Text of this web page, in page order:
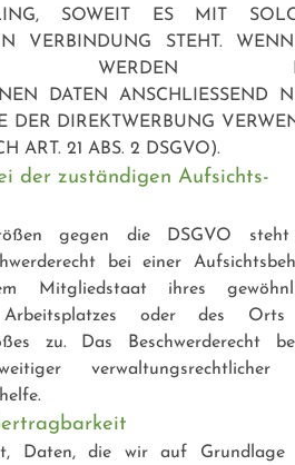
SOWEIT ES MIT
VERBINDUNG STEHT.
WERDEN
DATEN ANSCHLIESSEND
DER DIREKTWERBUNG
ART. 21 ABS. 2 DSGVO).
der zuständigen Aufsichts­
gegen die DSGVO
bei einer
Mitgliedstaat ihres
oder des
zu. Das Beschwerderecht
verwaltungsrechtlicher
Daten, die wir auf Grundlage